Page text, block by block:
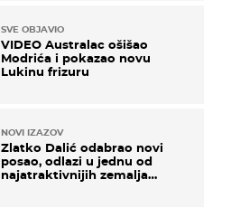
SVE OBJAVIO
VIDEO Australac ošišao
Modrića i pokazao novu
Lukinu frizuru
NOVI IZAZOV
Zlatko Dalić odabrao novi
posao, odlazi u jednu od
najatraktivnijih zemalja